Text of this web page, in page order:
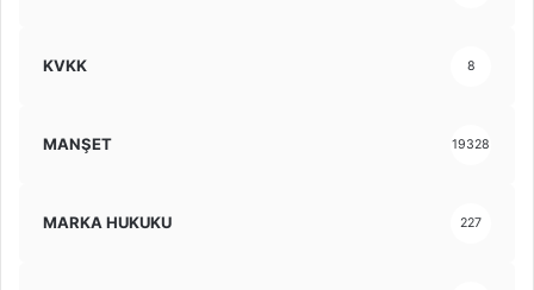
KVKK 8
MANŞET 19328
MARKA HUKUKU 227